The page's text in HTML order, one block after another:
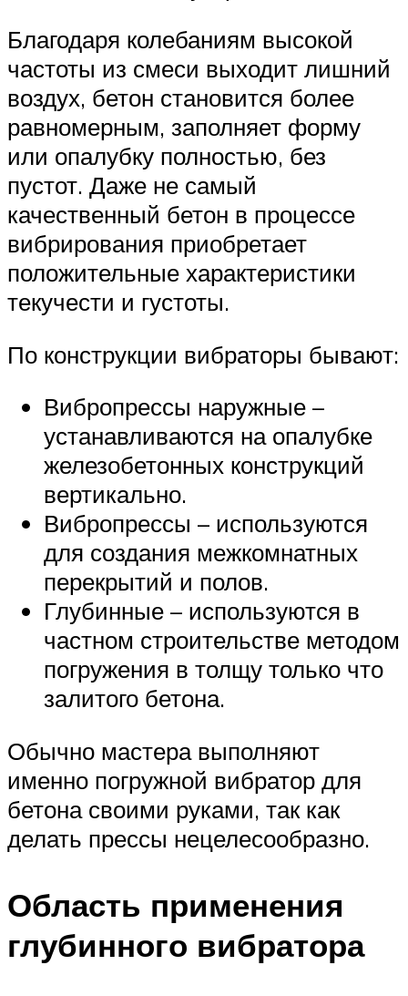
Благодаря колебаниям высокой
частоты из смеси выходит лишний
воздух, бетон становится более
равномерным, заполняет форму
или опалубку полностью, без
пустот. Даже не самый
качественный бетон в процессе
вибрирования приобретает
положительные характеристики
текучести и густоты.
По конструкции вибраторы бывают:
Вибропрессы наружные –
устанавливаются на опалубке
железобетонных конструкций
вертикально.
Вибропрессы – используются
для создания межкомнатных
перекрытий и полов.
Глубинные – используются в
частном строительстве методом
погружения в толщу только что
залитого бетона.
Обычно мастера выполняют
именно погружной вибратор для
бетона своими руками, так как
делать прессы нецелесообразно.
Область применения
глубинного вибратора